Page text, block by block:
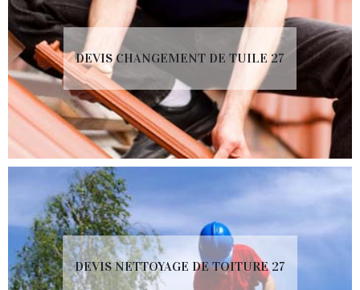
DEVIS CHANGEMENT DE TUILE 27
DEVIS NETTOYAGE DE TOITURE 27